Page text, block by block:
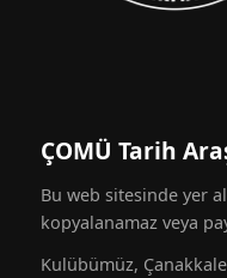
ÇOMÜ Tarih
Bu web sitesinde yer
kopyalanamaz veya
Kulübümüz,